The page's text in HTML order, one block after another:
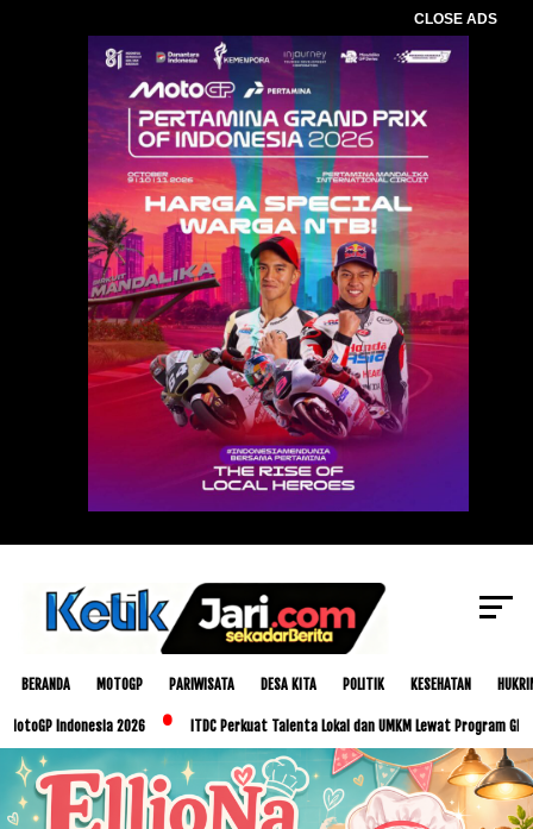
CLOSE ADS
BERANDA MOTOGP PARIWISATA DESA KITA POLITIK KESEHATAN
Indonesia 2026 ITDC Perkuat Talenta Lokal dan UMKM Lewat Program Glorious
Baca Juga : Safari Ramadan dan Peringatan
Nuzulul Qur’an di Masjid Jami’ Praya,Pemprov